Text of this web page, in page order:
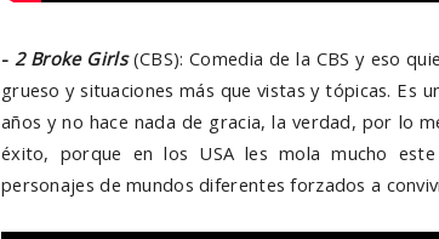
-2 Broke Girls(CBS): Comedia de la CBS y eso
grueso y situaciones más que vistas y tópicas. Es
años y no hace nada de gracia, la verdad, por lo
éxito, porque en los USA les mola mucho
personajes de mundos diferentes forzados a